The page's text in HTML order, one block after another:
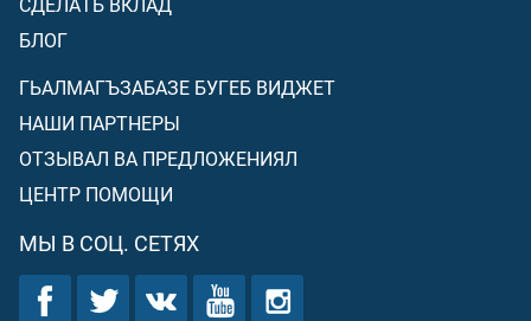
БЛОГ
ГЬАЛМАГЪЗАБАЗЕ БУГЕБ ВИДЖЕТ
НАШИ ПАРТНЕРЫ
ОТЗЫВАЛ ВА ПРЕДЛОЖЕНИЯЛ
ЦЕНТР ПОМОЩИ
МЫ В СОЦ. СЕТЯХ